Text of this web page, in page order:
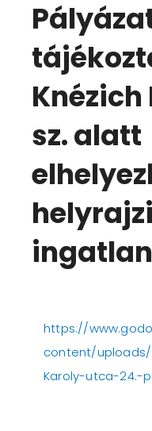
Knézich
sz. alatt
https://
content/uploads/
Karoly-utca-24.-